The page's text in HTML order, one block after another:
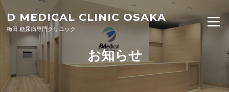
Skip to content
D MEDICAL CLINIC OSAKA
梅田 糖尿病専門クリニック
Menu
お知らせ